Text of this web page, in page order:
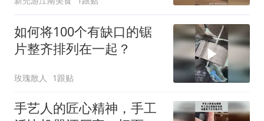
如何将100个有缺口的锯
片整齐排列在一起？
玫瑰散人 1跟贴
手艺人的匠心精神，手工